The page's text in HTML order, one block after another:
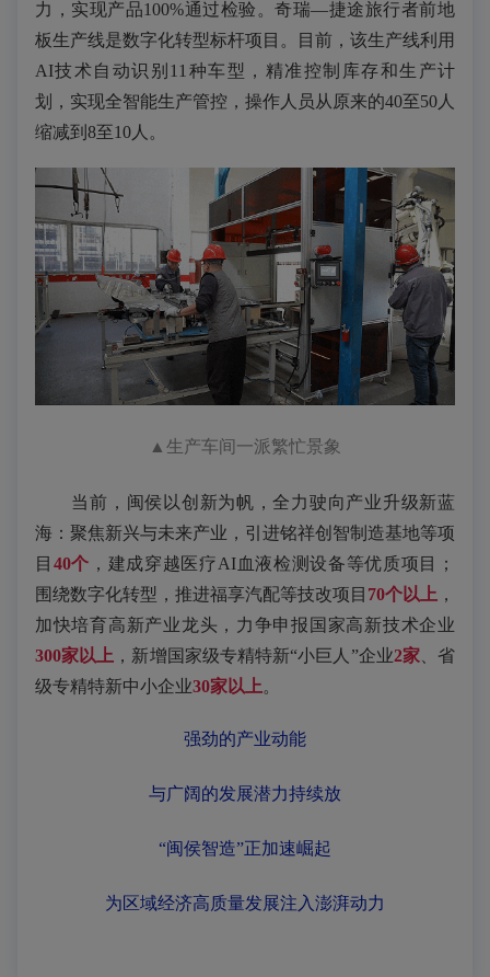
力，实现产品100%通过检验。奇瑞—捷途旅行者前地
板生产线是数字化转型标杆项目。目前，该生产线利用
AI技术自动识别11种车型，精准控制库存和生产计
划，实现全智能生产管控，操作人员从原来的40至50人
缩减到8至10人。
▲ 生产车间一派繁忙景象
当前，闽侯以创新为帆，全力驶向产业升级新蓝
海：聚焦新兴与未来产业，引进铭祥创智制造基地等项
目 40个 ，建成穿越医疗AI血液检测设备等优质项目；
围绕数字化转型，推进福享汽配等技改项目 70个以上 ，
加快培育高新产业龙头，力争申报国家高新技术企业
300家以上 ，新增国家级专精特新“小巨人”企业2家、省
级专精特新中小企业30家以上。
强劲的产业动能
与广阔的发展潜力持续放
“闽侯智造”正加速崛起
为区域经济高质量发展注入澎湃动力